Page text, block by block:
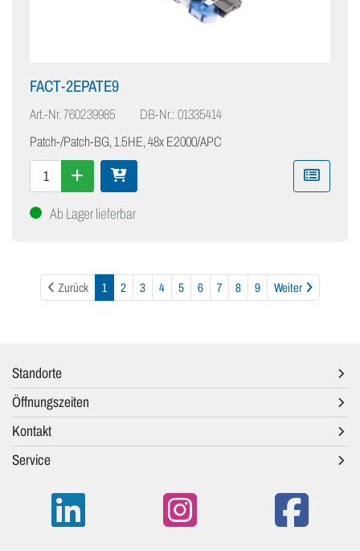
FACT-2EPATE9
Art.-Nr.760239985
DB-Nr.: 01335414
Patch-/Patch-BG, 1.5HE, 48x E2000/APC
Ab Lager lieferbar
Zurück 1 2 3 4 5 6 7 8 9 Weiter Weiter
Standorte
Öffnungszeiten
Kontakt
Service